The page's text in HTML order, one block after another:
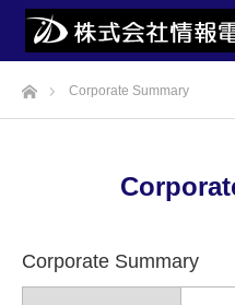
ホームCorporate Summary
Corporate Summary